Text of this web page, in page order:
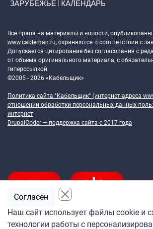
ЗАРУБЕЖЬЕ КАЛЕНДАРЬ
Все права на материалы и новости,
www.cableman.ru, охраняются в соответствии с
Допускается цитирование без согласования с
от объема оригинального материала, с
гиперссылкой.
©2005 - 2026 «Кабельщик»
Политика сайта "Кабельщик" (интернет-адреса
отношении обработки персональных данных
интернет
DrupalCoder — поддержка сайта c 2017 года
Наш сайт использует файлы cookie и
технологии работы с
Согласен